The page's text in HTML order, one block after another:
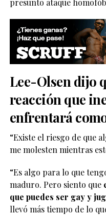
presunto ataque
Lee-Olsen dijo
reacción que
enfrentará
“Existe el riesgo de que
me molesten mientras
“Es algo para lo que
maduro. Pero siento que
que puedes ser gay y
llevó más tiempo de lo